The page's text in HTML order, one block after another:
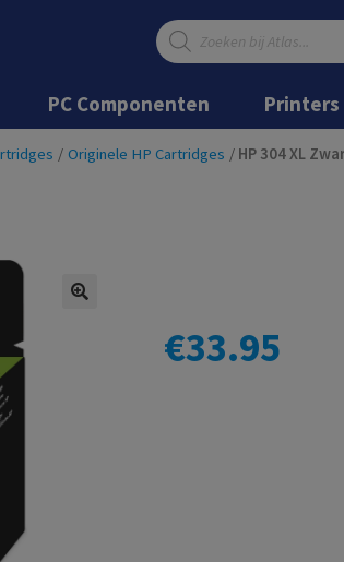
Ga
naar
navigatie
Ga
inhoud
Producten
zoeken
PC Componenten Printers
/ Originele HP Cartridges / HP 304 XL
€33.95